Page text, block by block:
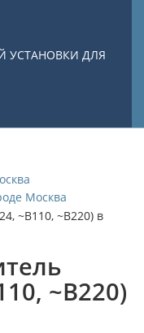
УСТАНОВКИ ДЛЯ
Москва
~В110, ~В220) в
~В220)